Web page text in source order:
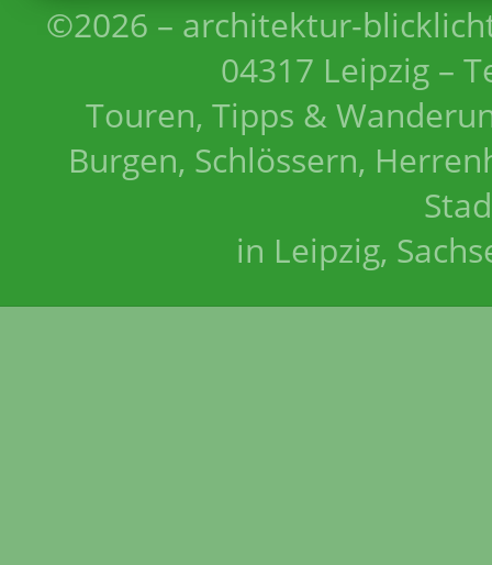
©2026 – architektur-
04317 Leipzig –
Touren, Tipps &
Burgen, Schlössern,
in Leipzig,